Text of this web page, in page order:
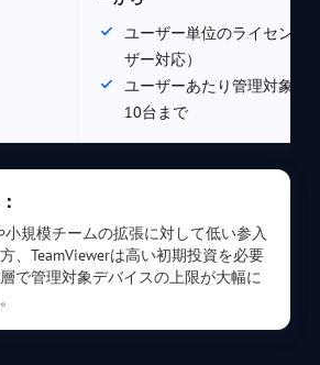
ユーザー単位のライセンス
ザー対応）
ユーザーあたり管理対象コ
10台まで
規模チームの拡張に対して低い参入
、TeamViewerは高い初期投資を必要
で管理対象デバイスの上限が大幅に